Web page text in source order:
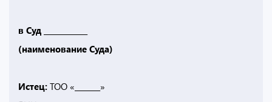
в Суд ____________
(наименование Суда)
Истец: ТОО «_______»